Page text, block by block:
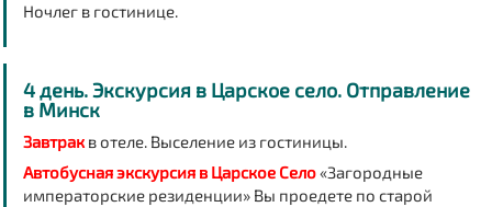
Ночлег в гостинице.
4 день. Экскурсия в Царское село. Отправление
в Минск
Завтракв отеле.Выселение из гостиницы.
Автобусная экскурсия в Царское Село«Загородные
императорские резиденции» Вы проедете по старой